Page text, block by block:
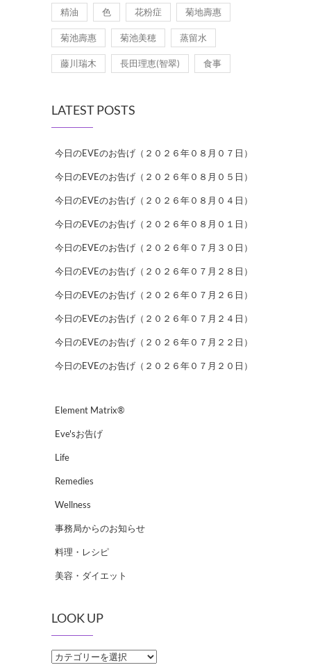
精油 色 花粉症 菊地壽惠
菊池壽惠 菊池美穂 蒸留水
藤川瑞木 長田理恵(智翠) 食事
LATEST POSTS
今日のEVEのお告げ（２０２６年０８月０７日）
今日のEVEのお告げ（２０２６年０８月０５日）
今日のEVEのお告げ（２０２６年０８月０４日）
今日のEVEのお告げ（２０２６年０８月０１日）
今日のEVEのお告げ（２０２６年０７月３０日）
今日のEVEのお告げ（２０２６年０７月２８日）
今日のEVEのお告げ（２０２６年０７月２６日）
今日のEVEのお告げ（２０２６年０７月２４日）
今日のEVEのお告げ（２０２６年０７月２２日）
今日のEVEのお告げ（２０２６年０７月２０日）
Element Matrix®
Eve'sお告げ
Life
Remedies
Wellness
事務局からのお知らせ
料理・レシピ
美容・ダイエット
LOOK UP
LOOK